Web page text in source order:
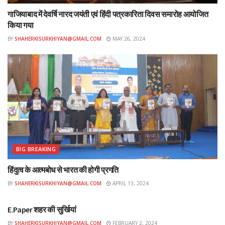
एमएसपी में बढ़ोतरी (संपूर्ण)
लागत पर लाभ (प्रतिशत में)
गेहूं
1975
2015
1008
40
100
जौ
गाजियाबाद में देवर्षि नारद जयंती एवं हिंदी पत्रकारिता दिवस समारोह आयोजित
किया गया
BY SHAHERKISURKHIYAN@GMAIL.COM MAY 26, 2024
BIG BREAKING
हिंदुत्व के आत्मबोध से भारत की होगी प्रगति
BY SHAHERKISURKHIYAN@GMAIL.COM APRIL 13, 2024
E.Paper शहर की सुर्खियां
BY SHAHERKISURKHIYAN@GMAIL.COM FEBRUARY 2, 2024